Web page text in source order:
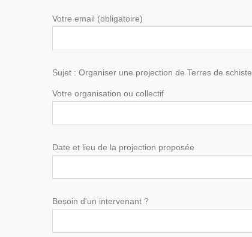
Votre email (obligatoire)
Sujet : Organiser une projection de Terres de schiste
Votre organisation ou collectif
Date et lieu de la projection proposée
Besoin d'un intervenant ?